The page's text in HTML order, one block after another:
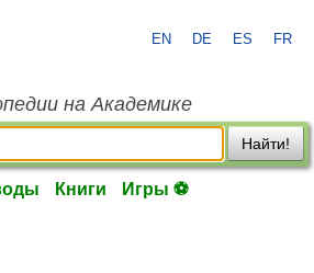
EN DE ES FR
на Академике
Найти!
Книги Игры ⚽